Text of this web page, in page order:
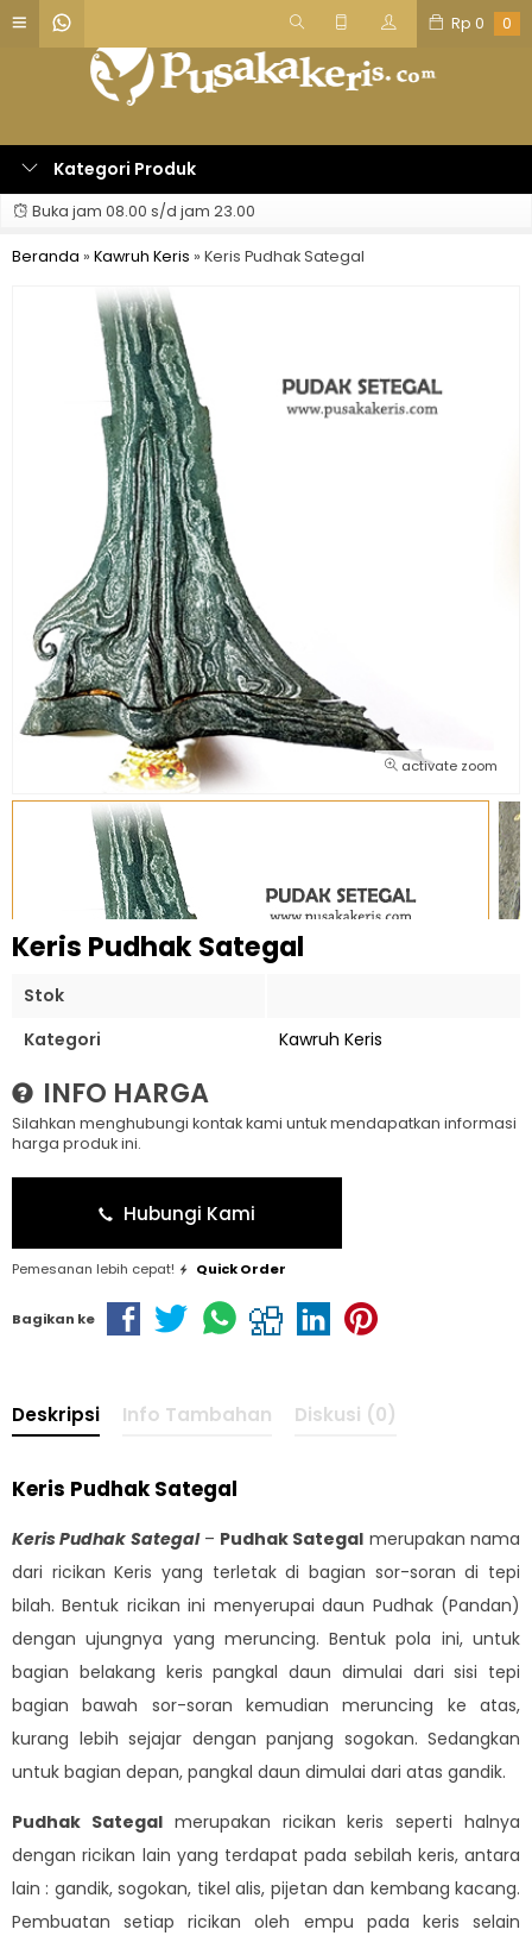
Rp 0 0
Kategori Produk
Buka jam 08.00 s/d jam 23.00
Beranda » Kawruh Keris » Keris Pudhak Sategal
activate zoom
Keris Pudhak Sategal
Stok
Kategori
Kawruh Keris
INFO HARGA
Silahkan menghubungi kontak kami untuk mendapatkan informasi
harga produk ini.
Hubungi Kami
Pemesanan lebih cepat! Quick Order
Bagikan ke
Deskripsi Info Tambahan Diskusi (0)
Keris Pudhak Sategal
Keris Pudhak Sategal– Pudhak Sategal merupakan nama
dari ricikan Keris yang terletak di bagian sor-soran di tepi
bilah. Bentuk ricikan ini menyerupai daun Pudhak (Pandan)
dengan ujungnya yang meruncing. Bentuk pola ini, untuk
bagian belakang keris pangkal daun dimulai dari sisi tepi
bagian bawah sor-soran kemudian meruncing ke atas,
kurang lebih sejajar dengan panjang sogokan. Sedangkan
untuk bagian depan, pangkal daun dimulai dari atas gandik.
Pudhak Sategalmerupakan ricikan keris seperti halnya
dengan ricikan lain yang terdapat pada sebilah keris, antara
lain : gandik, sogokan, tikel alis, pijetan dan kembang kacang.
Pembuatan setiap ricikan oleh empu pada keris selain